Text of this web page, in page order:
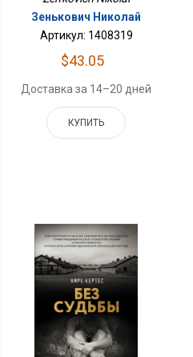
Зенькович Николай
Артикул: 1408319
$43.05
Доставка за 14–20 дней
КУПИТЬ